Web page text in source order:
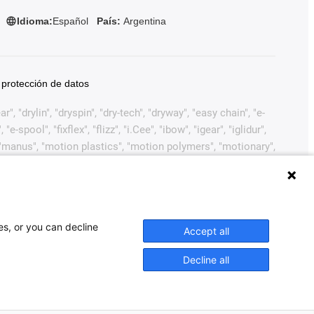
Idioma:Español País: Argentina
de datos
"drylin", "dryspin", "dry-tech", "dryway", "easy chain", "e-
spool", "fixflex", "flizz", "i.Cee", "ibow", "igear", "iglidur",
"motion plastics", "motion polymers", "motionary",
de marcas comerciales (como solicitudes de marcas
EE.UU. y/u otros países o jurisdicciones.
Motion, ELAU, FAGOR, FANUC, Festo, Heidenhain,
de accionamientos mencionados en este sitio web. Los
or you can decline
Accept all
Decline all